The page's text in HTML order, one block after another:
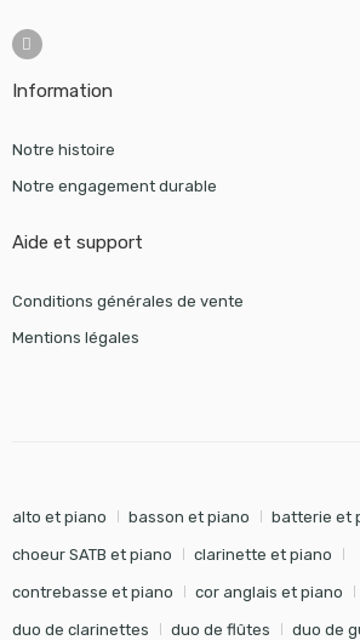
Information
Notre histoire
Notre engagement durable
Aide et support
Conditions générales de vente
Mentions légales
alto et piano basson et piano batterie et
choeur SATB et piano clarinette et piano
contrebasse et piano cor anglais et piano
duo de clarinettes duo de flûtes duo de